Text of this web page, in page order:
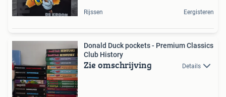
Rijssen Eergisteren
Donald Duck pockets - Premium Classics
Club History
Zie omschrijving Details